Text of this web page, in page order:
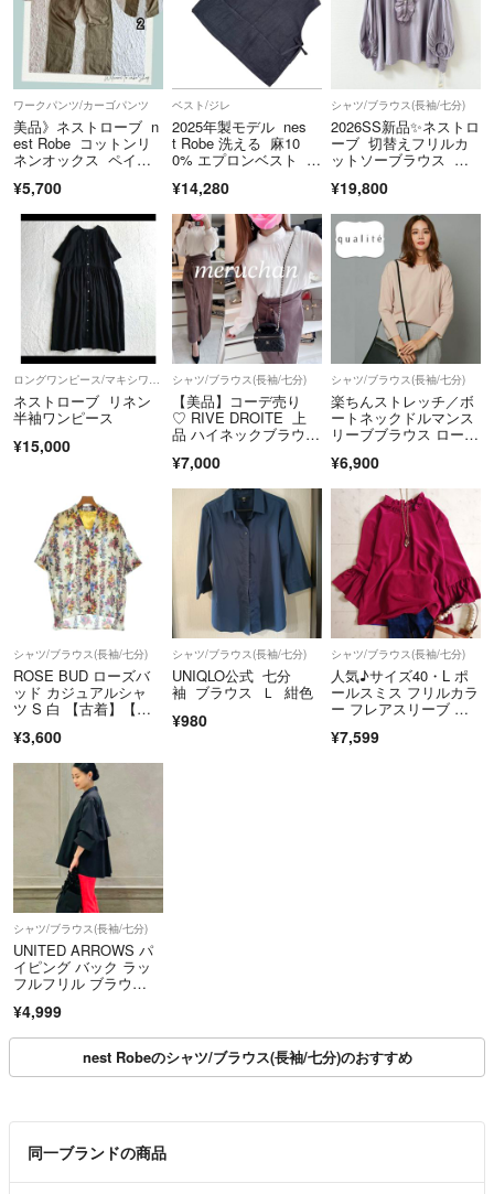
ワークパンツ/カーゴパンツ
美品》ネストローブ n
est Robe コットンリ
ネンオックス ペイン
カーキ シンチバッ
ク 5ポケット
¥5,700
ベスト/ジレ
2025年製モデル nes
t Robe 洗える 麻10
0% エプロンベスト ジ
¥14,280
シャツ/ブラウス(長袖/七分)
2026SS新品✨ネストロ
ーブ 切替えフリルカ
ットソーブラウス ラ
¥19,800
ロングワンピース/マキシワンピース
ネストローブ リネン
半袖ワンピース
¥15,000
シャツ/ブラウス(長袖/七分)
【美品】コーデ売り
♡ RIVE DROITE 上
品 ハイネックブラウス
ロングスカート
¥7,000
シャツ/ブラウス(長袖/七分)
楽ちんストレッチ／ボ
ートネックドルマンス
リーブブラウス ローズ
¥6,900
シャツ/ブラウス(長袖/七分)
ROSE BUD ローズバ
ッド カジュアルシャ
ツ S 白 【古着】【中
¥3,600
シャツ/ブラウス(長袖/七分)
UNIQLO公式 七分
袖 ブラウス Ｌ 紺色
¥980
シャツ/ブラウス(長袖/七分)
人気♪サイズ40・L ポ
ールスミス フリルカラ
ー フレアスリーブ ブ
¥7,599
シャツ/ブラウス(長袖/七分)
UNITED ARROWS パ
イピング バック ラッ
フルフリル ブラウ
¥4,999
nest Robeのシャツ/ブラウス(長袖/七分)のおすすめ
同一ブランドの商品